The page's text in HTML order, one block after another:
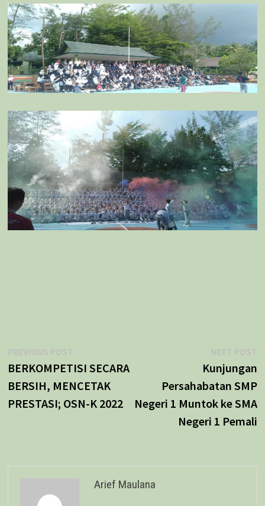
Navigasi
pos
PREVIOUS POSTPrevious
post:
BERKOMPETISI SECARA
BERSIH, MENCETAK
PRESTASI; OSN-K 2022
NEXT POST
Kunjungan
Persahabatan SMP
Negeri 1 Muntok ke SMA
Negeri 1 Pemali
Arief Maulana